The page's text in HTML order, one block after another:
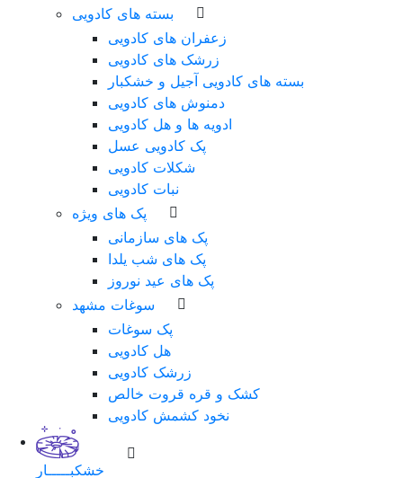
بسته های کادویی
زعفران های کادویی
زرشک های کادویی
بسته های کادویی آجیل و خشکبار
دمنوش های کادویی
ادویه ها و هل کادویی
پک کادویی عسل
شکلات کادویی
نبات کادویی
پک های ویژه
پک های سازمانی
پک های شب یلدا
پک های عید نوروز
سوغات مشهد
پک سوغات
هل کادویی
زرشک کادویی
کشک و قره قروت خالص
نخود کشمش کادویی
خشکبـــــار